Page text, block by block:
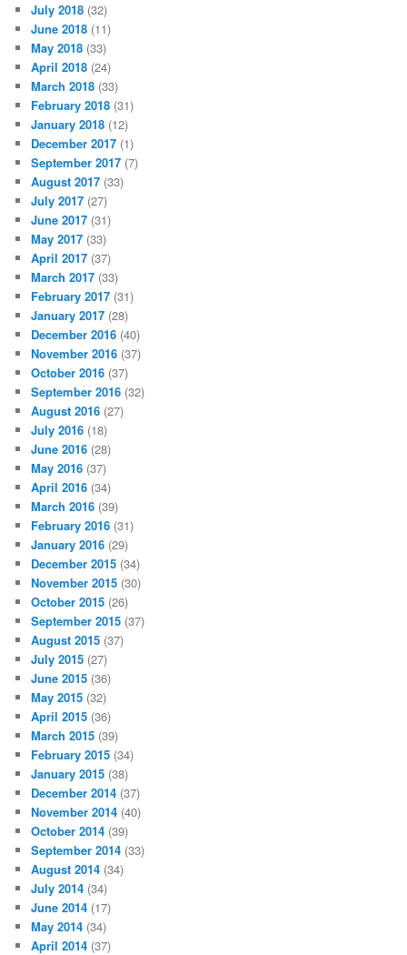
July 2018 (32)
June 2018 (11)
May 2018 (33)
April 2018 (24)
March 2018 (33)
February 2018 (31)
January 2018 (12)
December 2017 (1)
September 2017 (7)
August 2017 (33)
July 2017 (27)
June 2017 (31)
May 2017 (33)
April 2017 (37)
March 2017 (33)
February 2017 (31)
January 2017 (28)
December 2016 (40)
November 2016 (37)
October 2016 (37)
September 2016 (32)
August 2016 (27)
July 2016 (18)
June 2016 (28)
May 2016 (37)
April 2016 (34)
March 2016 (39)
February 2016 (31)
January 2016 (29)
December 2015 (34)
November 2015 (30)
October 2015 (26)
September 2015 (37)
August 2015 (37)
July 2015 (27)
June 2015 (36)
May 2015 (32)
April 2015 (36)
March 2015 (39)
February 2015 (34)
January 2015 (38)
December 2014 (37)
November 2014 (40)
October 2014 (39)
September 2014 (33)
August 2014 (34)
July 2014 (34)
June 2014 (17)
May 2014 (34)
April 2014 (37)